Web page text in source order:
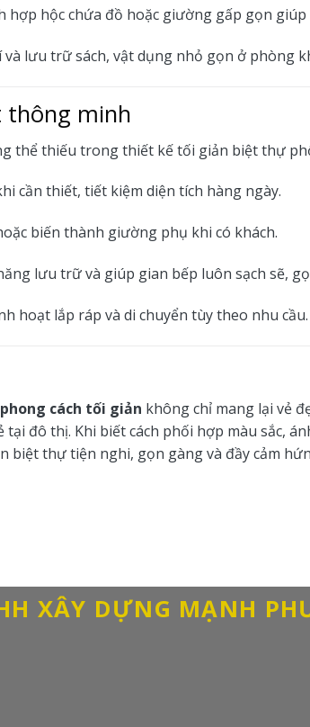
hợp hộc chứa đồ hoặc giường gấp gọn
lưu trữ sách, vật dụng nhỏ gọn ở phòng
thông minh
thể thiếu trong thiết kế tối giản biệt thự
cần thiết, tiết kiệm diện tích hàng ngày.
biến thành giường phụ khi có khách.
lưu trữ và giúp gian bếp luôn sạch sẽ,
hoạt lắp ráp và di chuyển tùy theo nhu cầu.
cách tối giản không chỉ mang lại vẻ
đô thị. Khi biết cách phối hợp màu sắc,
biệt thự tiện nghi, gọn gàng và đầy cảm
XÂY DỰNG MẠNH